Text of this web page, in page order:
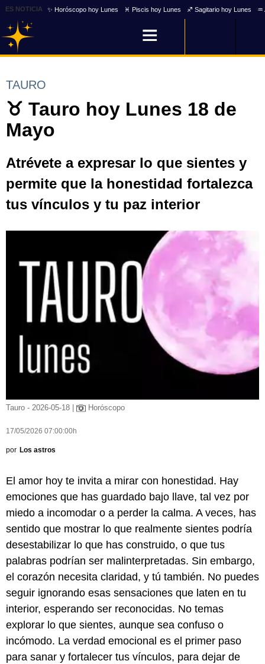
ES NOTICIA ✨ Horóscopo hoy Lunes ♓ Piscis hoy Lunes ♐ Sagitario hoy Lunes
TAURO
♉ Tauro hoy Lunes 18 de
Mayo
Atrévete a expresar lo que sientes y
permite que la honestidad fortalezca
tus vínculos y tu paz interior
Tauro - 2026-05-18 | Horóscopo
17/05/2026 07:00:00h
por Los astros
El amor hoy te invita a mirar con honestidad. Hay
emociones que has guardado bajo llave, tal vez por
miedo a incomodar o a perder la calma. A veces, has
sentido que mostrar lo que realmente sientes podría
desestabilizar lo que has construido, o que tus
palabras podrían ser malinterpretadas. Sin embargo,
el corazón necesita claridad, y tú también. No puedes
seguir ignorando esas sensaciones que laten en tu
interior, esperando ser reconocidas. No temas
explorar lo que sientes, aunque sea confuso o
incómodo. La verdad emocional es el primer paso
para sanar y fortalecer tus vínculos, para dejar de